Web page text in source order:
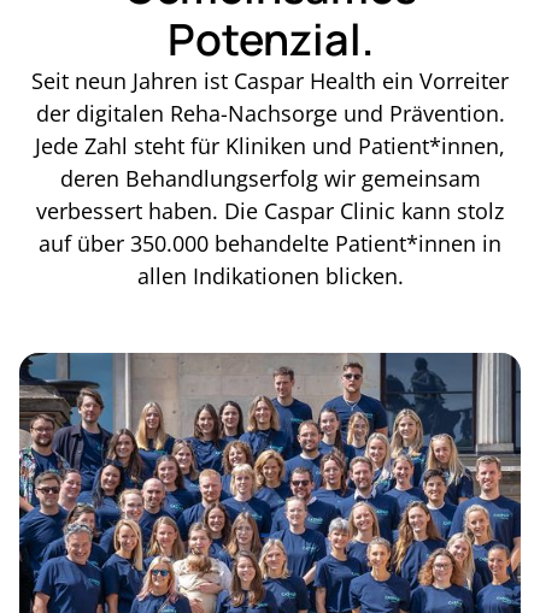
Potenzial.
Seit neun Jahren ist Caspar Health ein Vorreiter
der digitalen Reha-Nachsorge und Prävention.
Jede Zahl steht für Kliniken und Patient*innen,
deren Behandlungserfolg wir gemeinsam
verbessert haben. Die Caspar Clinic kann stolz
auf über 350.000 behandelte Patient*innen in
allen Indikationen blicken.